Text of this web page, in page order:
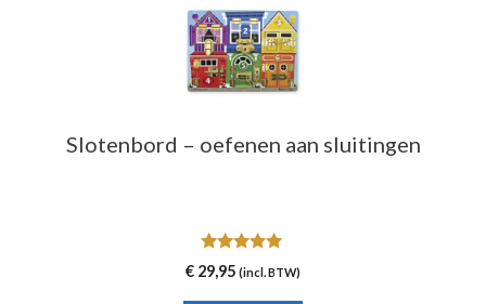
Slotenbord – oefenen aan sluitingen
5.00
van 5
€ 29,95 (incl. BTW)